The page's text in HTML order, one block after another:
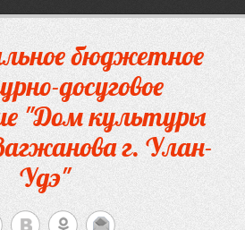
бюджетное
досуговое
"Дом культуры
г. Улан-
Удэ"